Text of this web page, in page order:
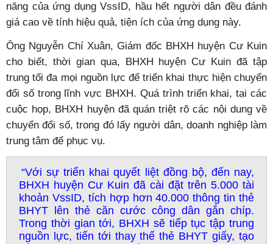
năng của ứng dụng VssID, hầu hết người dân đều đánh
giá cao về tính hiệu quả, tiện ích của ứng dụng này.
Ông Nguyễn Chí Xuân, Giám đốc BHXH huyện Cư Kuin
cho biết, thời gian qua, BHXH huyện Cư Kuin đã tập
trung tối đa mọi nguồn lực để triển khai thực hiện chuyển
đổi số trong lĩnh vực BHXH. Quá trình triển khai, tại các
cuộc họp, BHXH huyện đã quán triệt rõ các nội dung về
chuyển đổi số, trong đó lấy người dân, doanh nghiệp làm
trung tâm để phục vụ.
“Với sự triển khai quyết liệt đồng bộ, đến nay,
BHXH huyện Cư Kuin đã cài đặt trên 5.000 tài
khoản VssID, tích hợp hơn 40.000 thông tin thẻ
BHYT lên thẻ căn cước công dân gắn chíp.
Trong thời gian tới, BHXH sẽ tiếp tục tập trung
nguồn lực, tiến tới thay thế thẻ BHYT giấy, tạo